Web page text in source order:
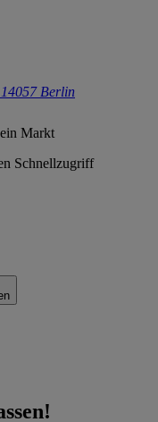
Berlin
Markt
Schnellzugriff